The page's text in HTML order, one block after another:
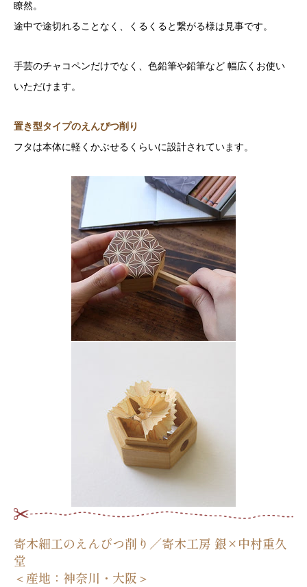
瞭然。
途中で途切れることなく、くるくると繋がる様は見事です。
手芸のチャコペンだけでなく、色鉛筆や鉛筆など 幅広くお使い
いただけます。
置き型タイプのえんぴつ削り
フタは本体に軽くかぶせるくらいに設計されています。
寄木細工のえんぴつ削り／寄木工房 銀×中村重久
堂
＜産地：神奈川・大阪＞